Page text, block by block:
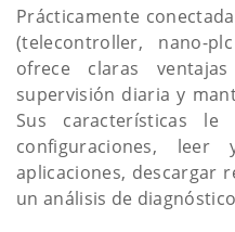
Prácticamente
(telecontroller, nano-
ofrece claras
supervisión diaria y
Sus características
configuraciones,
aplicaciones, descargar
un análisis de